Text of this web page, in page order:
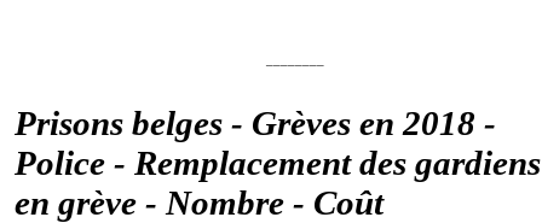
Prisons belges - Grèves en 2018 -
Police - Remplacement des gardiens
en grève - Nombre - Coût